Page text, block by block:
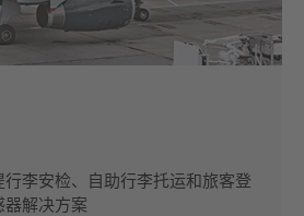
李安检、自助行李托运和旅客登
解决方案